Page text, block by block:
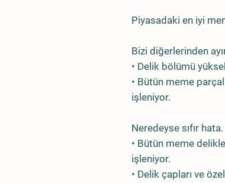
Piyasadaki en iyi
Bizi diğerlerinden
• Delik bölümü
• Bütün meme
işleniyor.
Neredeyse sıfır hata.
• Bütün meme
işleniyor.
• Delik çapları ve